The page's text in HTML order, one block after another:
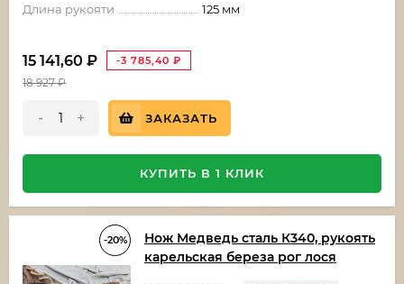
Длина рукояти
125 мм
15 141,60 ₽ -3 785,40 ₽
18 927₽
- + ЗАКАЗАТЬ
КУПИТЬ В 1 КЛИК
-20%
Нож Медведь сталь К340, рукоять
карельская береза рог лося